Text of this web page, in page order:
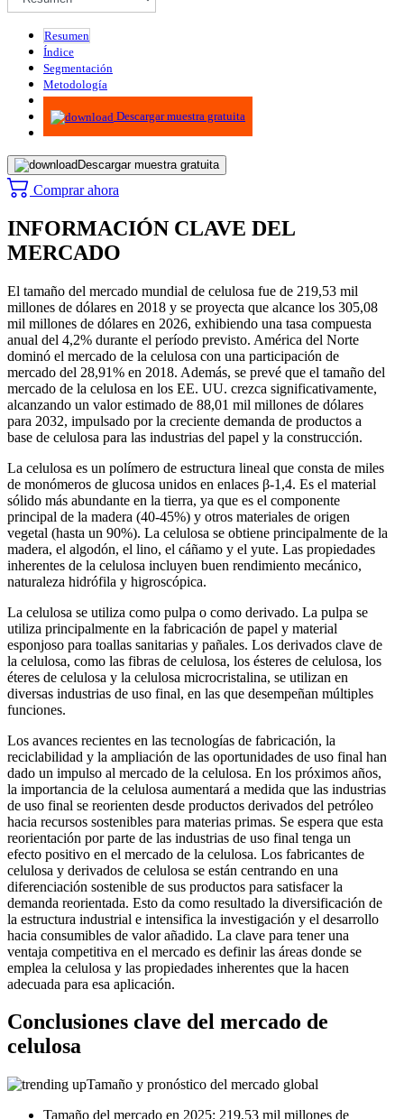
Resumen
Índice
Segmentación
Metodología
Infografías
Descargar muestra gratuita
Descargar muestra gratuita
Comprar ahora
INFORMACIÓN CLAVE DEL
MERCADO
El tamaño del mercado mundial de celulosa fue de 219,53 mil
millones de dólares en 2018 y se proyecta que alcance los 305,08
mil millones de dólares en 2026, exhibiendo una tasa compuesta
anual del 4,2% durante el período previsto. América del Norte
dominó el mercado de la celulosa con una participación de
mercado del 28,91% en 2018. Además, se prevé que el tamaño del
mercado de la celulosa en los EE. UU. crezca significativamente,
alcanzando un valor estimado de 88,01 mil millones de dólares
para 2032, impulsado por la creciente demanda de productos a
base de celulosa para las industrias del papel y la construcción.
La celulosa es un polímero de estructura lineal que consta de miles
de monómeros de glucosa unidos en enlaces β-1,4. Es el material
sólido más abundante en la tierra, ya que es el componente
principal de la madera (40-45%) y otros materiales de origen
vegetal (hasta un 90%). La celulosa se obtiene principalmente de la
madera, el algodón, el lino, el cáñamo y el yute. Las propiedades
inherentes de la celulosa incluyen buen rendimiento mecánico,
naturaleza hidrófila y higroscópica.
La celulosa se utiliza como pulpa o como derivado. La pulpa se
utiliza principalmente en la fabricación de papel y material
esponjoso para toallas sanitarias y pañales. Los derivados clave de
la celulosa, como las fibras de celulosa, los ésteres de celulosa, los
éteres de celulosa y la celulosa microcristalina, se utilizan en
diversas industrias de uso final, en las que desempeñan múltiples
funciones.
Los avances recientes en las tecnologías de fabricación, la
reciclabilidad y la ampliación de las oportunidades de uso final han
dado un impulso al mercado de la celulosa. En los próximos años,
la importancia de la celulosa aumentará a medida que las industrias
de uso final se reorienten desde productos derivados del petróleo
hacia recursos sostenibles para materias primas. Se espera que esta
reorientación por parte de las industrias de uso final tenga un
efecto positivo en el mercado de la celulosa. Los fabricantes de
celulosa y derivados de celulosa se están centrando en una
diferenciación sostenible de sus productos para satisfacer la
demanda reorientada. Esto da como resultado la diversificación de
la estructura industrial e intensifica la investigación y el desarrollo
hacia consumibles de valor añadido. La clave para tener una
ventaja competitiva en el mercado es definir las áreas donde se
emplea la celulosa y las propiedades inherentes que la hacen
adecuada para esa aplicación.
Conclusiones clave del mercado de
celulosa
Tamaño y pronóstico del mercado global
Tamaño del mercado en 2025: 219,53 mil millones de